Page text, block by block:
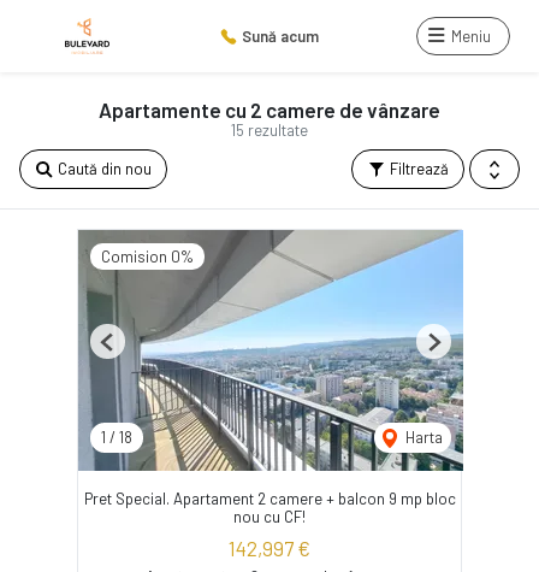
Sună acum Meniu
15 rezultate
Apartamente cu 2 camere de vânzare
Filtrează
Caută din nou
Comision 0%
1 / 18 Harta
Previous Next
Pret Special. Apartament 2 camere + balcon 9 mp bloc
nou cu CF!
142,997 €